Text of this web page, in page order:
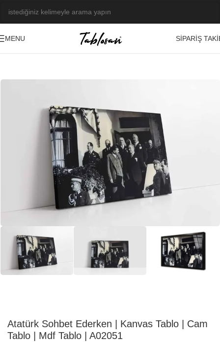
MENU
SIPARIŞ
Atatürk Sohbet Ederken | Kanvas Tablo | Cam
Tablo | Mdf Tablo | A02051